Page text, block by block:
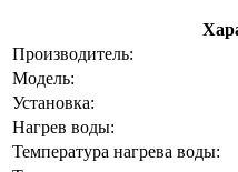
Производитель:
Модель:
Установка:
Нагрев воды:
Температура нагрева воды: